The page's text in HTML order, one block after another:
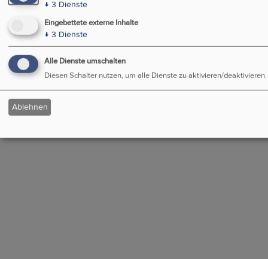
↓ 3 Dienste
Eingebettete externe Inhalte
↓ 3 Dienste
Alle Dienste umschalten
Diesen Schalter nutzen, um alle Dienste zu aktivieren/deaktivieren.
Ablehnen